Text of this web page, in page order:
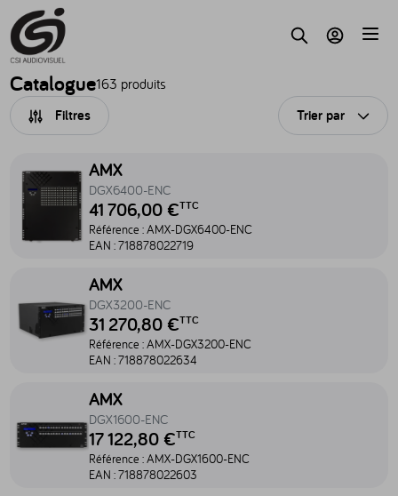
Accèder au contenu RechercheMon compte
Catalogue163 produits
Filtres Trier par
Accéder au produit DGX6400-ENC - AMX-DGX6400-ENC
AMX
DGX6400-ENC
41 706,00 €TTC
Référence :AMX-DGX6400-ENC
EAN :718878022719
Accéder au produit DGX3200-ENC - AMX-DGX3200-ENC
AMX
DGX3200-ENC
31 270,80 €TTC
Référence :AMX-DGX3200-ENC
EAN :718878022634
Accéder au produit DGX1600-ENC - AMX-DGX1600-ENC
AMX
DGX1600-ENC
17 122,80 €TTC
Référence :AMX-DGX1600-ENC
EAN :718878022603